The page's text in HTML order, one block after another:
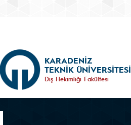
KARADENİZ
TEKNİK ÜNİVERSİTESİ
Diş Hekimliği Fakültesi